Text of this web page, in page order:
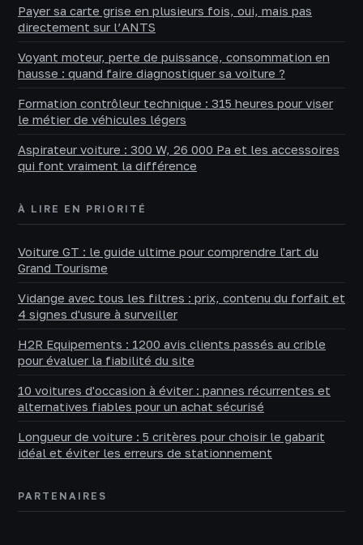
Payer sa carte grise en plusieurs fois, oui, mais pas
directement sur l’ANTS
Voyant moteur, perte de puissance, consommation en
hausse : quand faire diagnostiquer sa voiture ?
Formation contrôleur technique : 315 heures pour viser
le métier de véhicules légers
Aspirateur voiture : 300 W, 26 000 Pa et les accessoires
qui font vraiment la différence
À LIRE EN PRIORITÉ
Voiture GT : le guide ultime pour comprendre l'art du
Grand Tourisme
Vidange avec tous les filtres : prix, contenu du forfait et
4 signes d'usure à surveiller
H2R Equipements : 1200 avis clients passés au crible
pour évaluer la fiabilité du site
10 voitures d'occasion à éviter : pannes récurrentes et
alternatives fiables pour un achat sécurisé
Longueur de voiture : 5 critères pour choisir le gabarit
idéal et éviter les erreurs de stationnement
PARTENAIRES